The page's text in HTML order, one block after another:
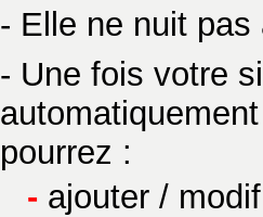
- Elle ne nuit
- Une fois votre
pourrez :
- ajouter /